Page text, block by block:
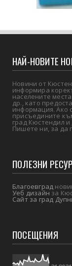
НАЙ-НОВИТЕ
Новини от
информира
населените
др., като
информация. Ако
присъедините
град Кюстендил
Пишете ни, за да
ПОЛЕЗНИ
Благоевград
Уеб дизайнза
Сайт за град
ПОСЕЩЕНИЯ